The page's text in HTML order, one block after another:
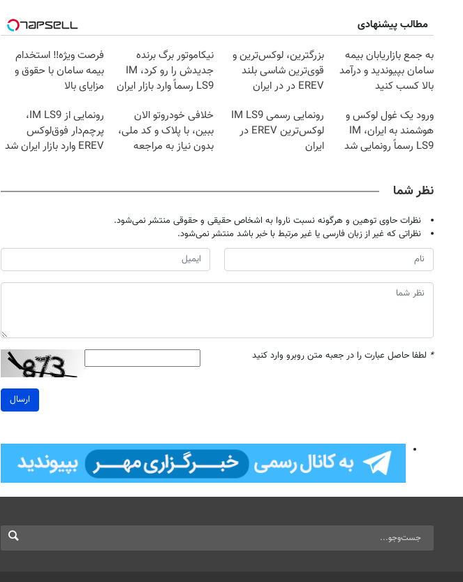
مطالب پیشنهادی
به جمع بازاریابان بیمه
سامان بپیوندید و درآمد
بالا کسب کنید
بزرگترین، لوکس‌ترین و
قوی‌ترین شاسی بلند
EREV در در ایران
نیکاموتور برگ برنده
جدیدش را رو کرد، IM
LS9 رسماً وارد بازار ایران
فرصت ویژه‼️ استخدام
بیمه سامان با حقوق و
مزایای بالا
ورود یک غول لوکس و
هوشمند به ایران، IM
LS9 رسماً رونمایی شد
رونمایی رسمی IM LS9
لوکس‌ترین EREV در
ایران
خلافی خودروتو الان
ببین، با پلاک و کد ملی،
بدون نیاز به مراجعه
رونمایی از IM LS9،
پرچم‌دار فوق‌لوکس
EREV وارد بازار ایران شد
نظر شما
نظرات حاوی توهین و هرگونه نسبت ناروا به اشخاص حقیقی و حقوقی منتشر نمی‌شود.
نظراتی که غیر از زبان فارسی یا غیر مرتبط با خبر باشد منتشر نمی‌شود.
* لطفا حاصل عبارت را در جعبه متن روبرو وارد کنید
ارسال